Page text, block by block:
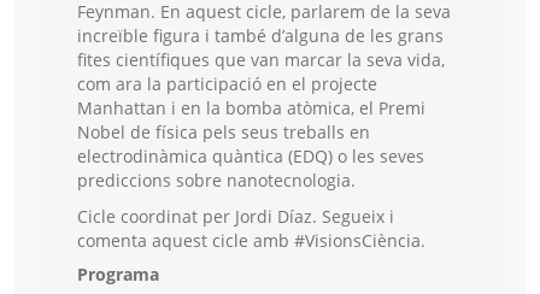
Feynman. En aquest cicle, parlarem de la seva
increïble figura i també d’alguna de les grans
fites científiques que van marcar la seva vida,
com ara la participació en el projecte
Manhattan i en la bomba atòmica, el Premi
Nobel de física pels seus treballs en
electrodinàmica quàntica (EDQ) o les seves
prediccions sobre nanotecnologia.
Cicle coordinat per Jordi Díaz. Segueix i
comenta aquest cicle amb #VisionsCiència.
Programa